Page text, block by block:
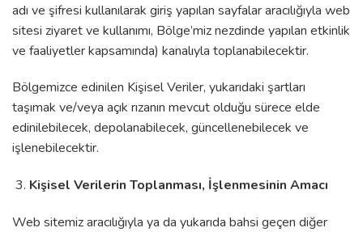
adı ve şifresi kullanılarak giriş yapılan sayfalar aracılığıyla web
sitesi ziyaret ve kullanımı, Bölge’miz nezdinde yapılan etkinlik
ve faaliyetler kapsamında) kanalıyla toplanabilecektir.
Bölgemizce edinilen Kişisel Veriler, yukarıdaki şartları
taşımak ve/veya açık rızanın mevcut olduğu sürece elde
edinilebilecek, depolanabilecek, güncellenebilecek ve
işlenebilecektir.
Kişisel Verilerin Toplanması, İşlenmesinin Amacı
Web sitemiz aracılığıyla ya da yukarıda bahsi geçen diğer